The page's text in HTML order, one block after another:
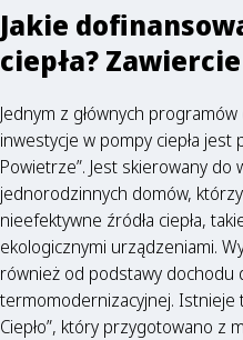
Jakie
ciepła? Zawiercie
Jednym z głównych
inwestycje w pompy ciepła jest
Powietrze”. Jest skierowany do
jednorodzinnych domów,
nieefektywne źródła ciepła,
ekologicznymi urządzeniami.
również od podstawy dochodu
termomodernizacyjnej. Istnieje
Ciepło”, który przygotowano z